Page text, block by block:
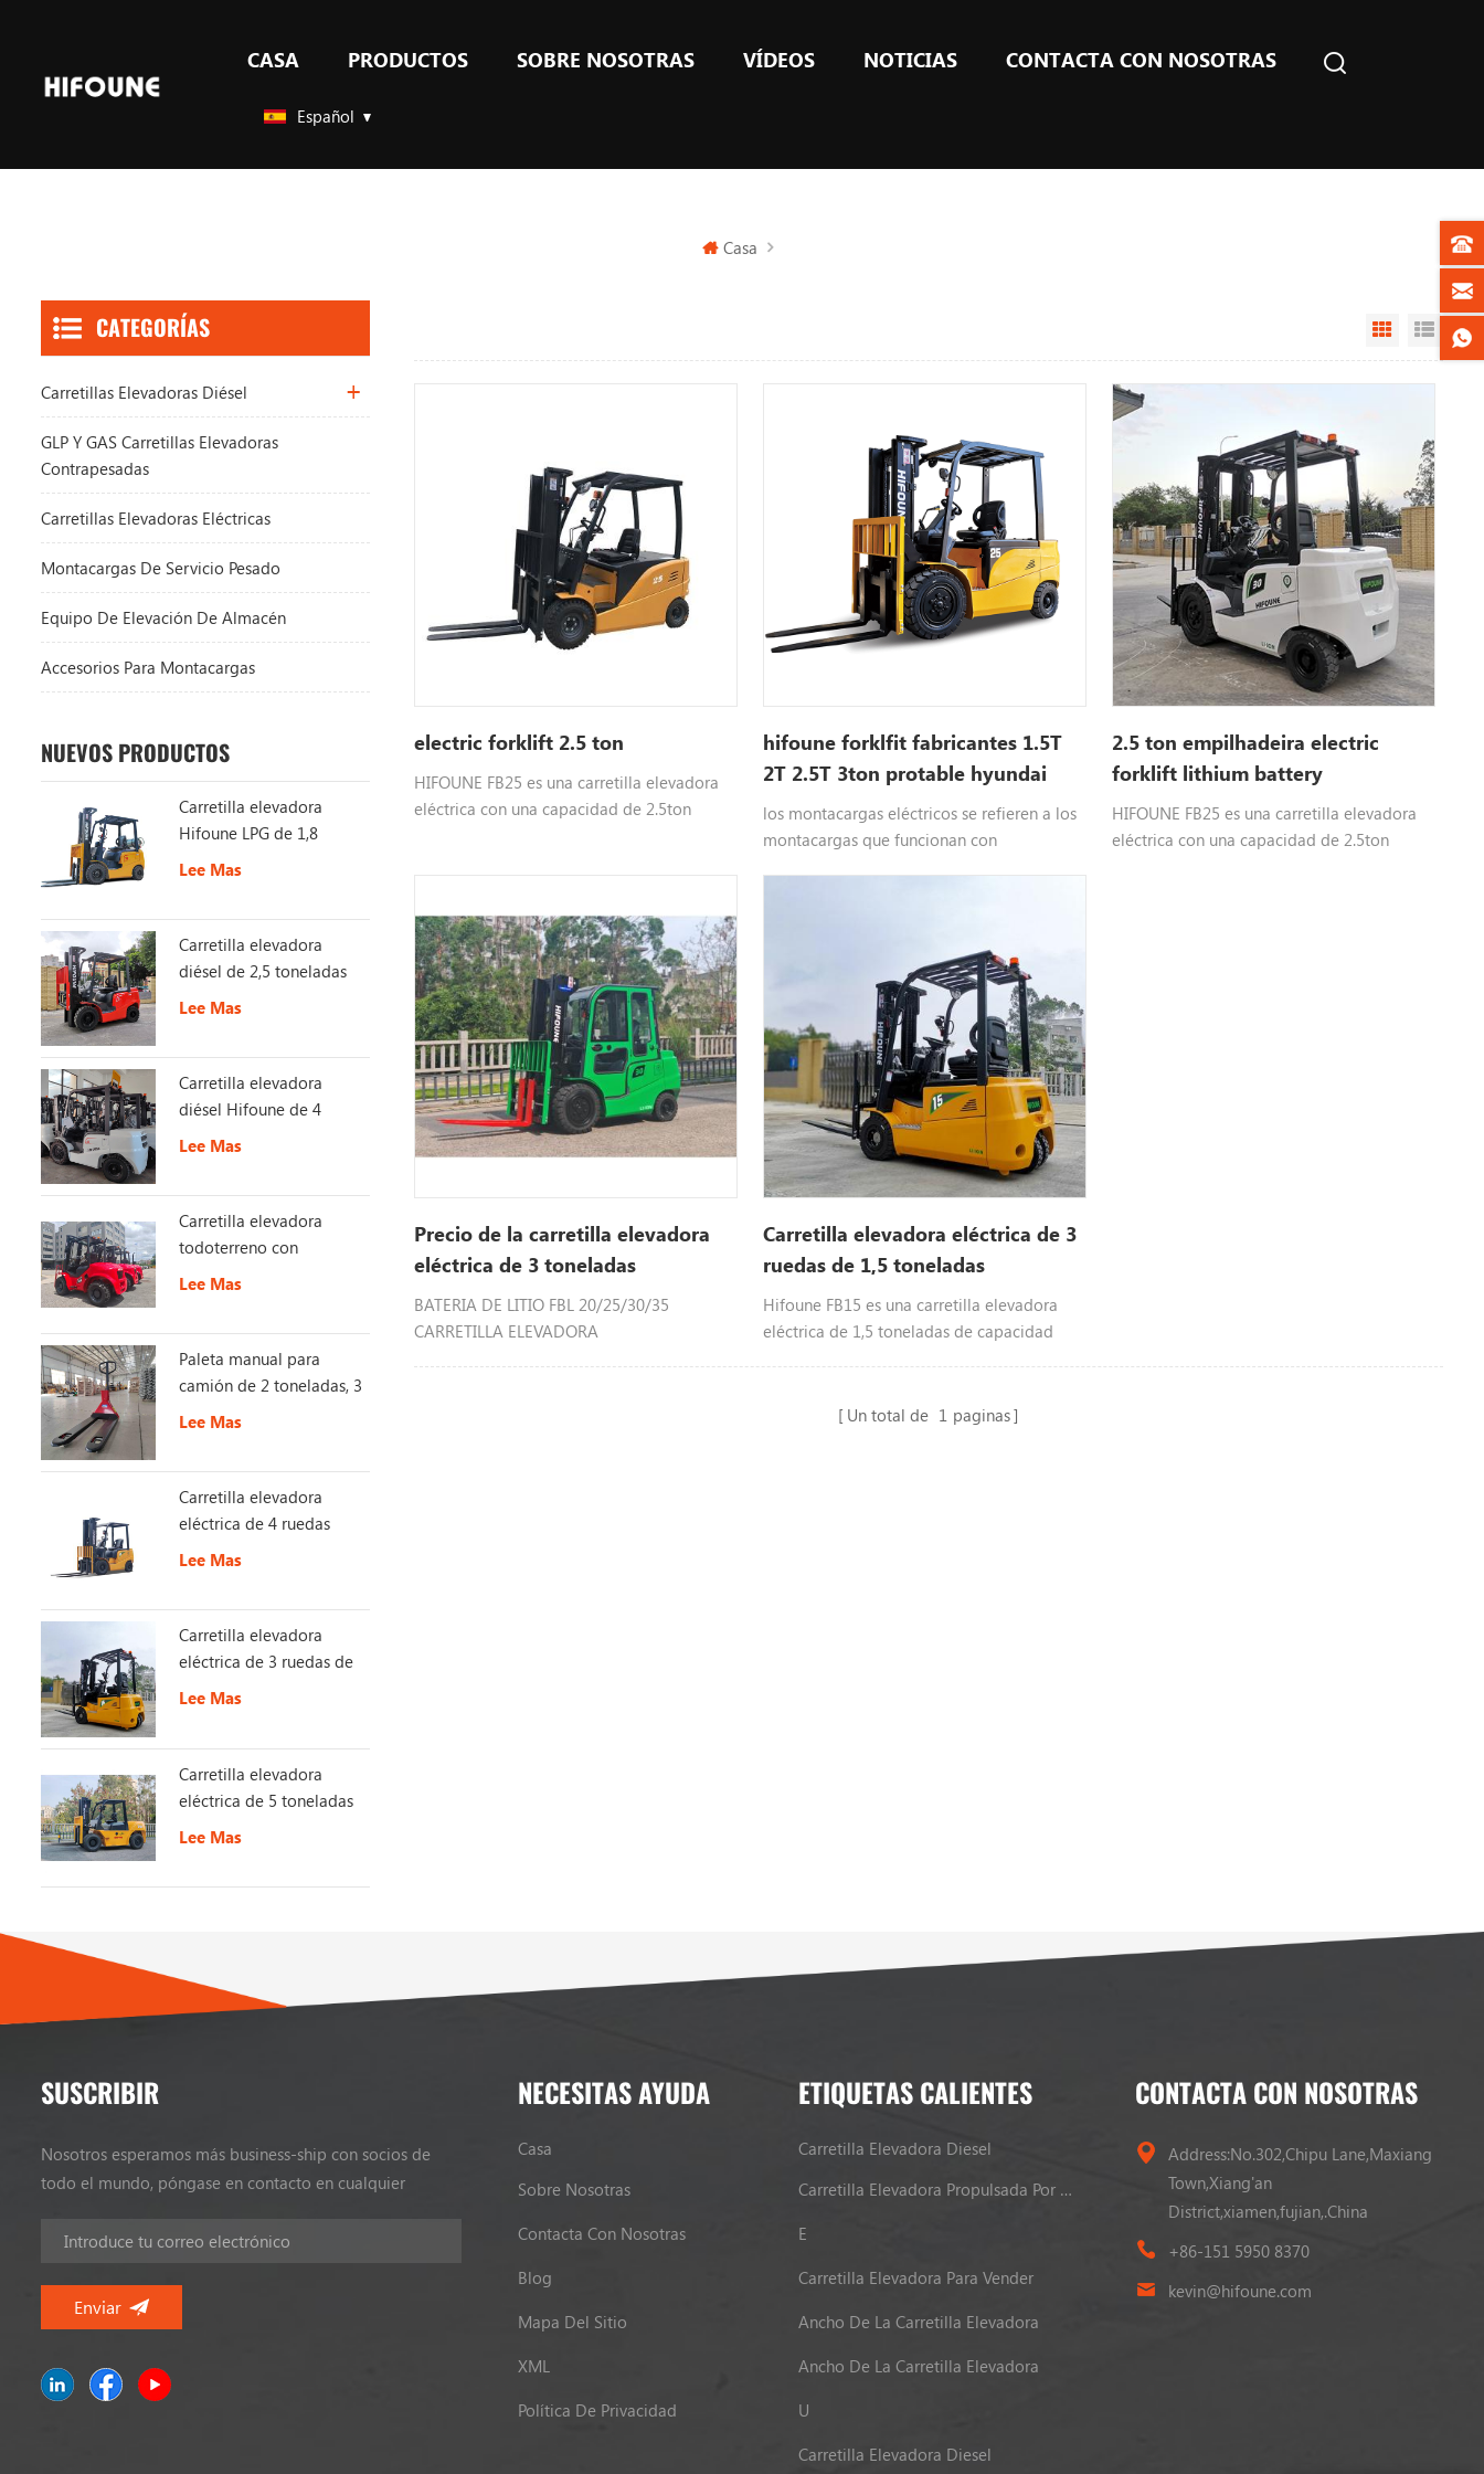
CASA PRODUCTOS SOBRE NOSOTRAS VÍDEOS NOTICIAS CONTACTA CON NOSOTRAS
Español
Casa
Grid View
List
electric forklift 2.5 ton
HIFOUNE FB25 es una carretilla elevadora
eléctrica con una capacidad de 2.5ton
hifoune forklfit fabricantes 1.5T
2T 2.5T 3ton protable hyundai
carretilla elevadora eléctrica a la
venta
los montacargas eléctricos se refieren a los
montacargas que funcionan con
eléctrica limitada y usarla en un lugar
adecuado. funciona convirtiendo la energía
química en energía eléctrica. este tipo de
batería se instala en la batería del
montacargas eléctrico.
2.5 ton empilhadeira electric
forklift lithium battery
HIFOUNE FB25 es una carretilla elevadora
eléctrica con una capacidad de 2.5ton
Precio de la carretilla elevadora
eléctrica de 3 toneladas
BATERIA DE LITIO FBL 20/25/30/35
CARRETILLA ELEVADORA
Carretilla elevadora eléctrica de 3
ruedas de 1,5 toneladas
Hifoune FB15 es una carretilla elevadora
eléctrica de 1,5 toneladas de capacidad
Un total de 1 paginas
CATEGORÍAS
Carretillas Elevadoras Diésel
GLP Y GAS Carretillas Elevadoras
Contrapesadas
Carretillas Elevadoras Eléctricas
Montacargas De Servicio Pesado
Equipo De Elevación De Almacén
Accesorios Para Montacargas
NUEVOS PRODUCTOS
Carretilla elevadora
Hifoune LPG de 1,8
toneladas a la venta
Lee Mas
Carretilla elevadora
diésel de 2,5 toneladas
con EURO Stage 5
Lee Mas
Carretilla elevadora
diésel Hifoune de 4
toneladas con motor
Lee Mas
Carretilla elevadora
todoterreno con
interruptor de 2,5 -3,5
Lee Mas
Paleta manual para
camión de 2 toneladas, 3
toneladas y 5 toneladas
Lee Mas
Carretilla elevadora
eléctrica de 4 ruedas
Lee Mas
Carretilla elevadora
eléctrica de 3 ruedas de
1,5 toneladas
Lee Mas
Carretilla elevadora
eléctrica de 5 toneladas
con batería de larga
Lee Mas
SUSCRIBIR
Nosotros esperamos más business-ship con socios de
todo el mundo, póngase en contacto en cualquier
NECESITAS AYUDA
Casa
Sobre Nosotras
Contacta Con Nosotras
Blog
Mapa Del Sitio
XML
Política De Privacidad
ETIQUETAS CALIENTES
Carretilla Elevadora Diesel
Carretilla Elevadora Propulsada Por GLP
E
Carretilla Elevadora Para Vender
Ancho De La Carretilla Elevadora
Ancho De La Carretilla Elevadora
U
Carretilla Elevadora Diesel
CONTACTA CON NOSOTRAS
Address:No.302,Chipu Lane,Maxiang
Town,Xiang'an
District,xiamen,fujian,.China
+86-151 5950 8370
kevin@hifoune.com